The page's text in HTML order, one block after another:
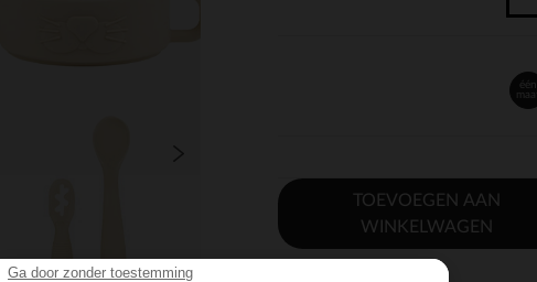
Ga door zonder toestemming
één
maat
TOEVOEGEN AAN
WINKELWAGEN